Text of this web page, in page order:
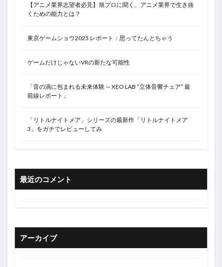
【アニメ業界志望者必見】旭プロに聞く、アニメ業界で生き抜
くための能力とは？
東京ゲームショウ2025 レポート：思ってたんとちゃう
ゲームだけじゃないVRの新たな可能性
「音の渦に包まれる未来体験 — XEO LAB “立体音響チェア” 最
前線レポート」
「リトルナイトメア」シリーズの最新作「リトルナイトメア
3」をガチでレビューしてみ
最近のコメント
アーカイブ